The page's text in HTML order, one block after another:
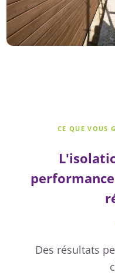
CE QUE VOUS
Des résultats